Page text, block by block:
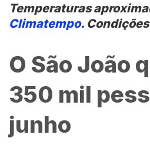
Temperaturas
Climatempo.
O São João
350 mil
junho